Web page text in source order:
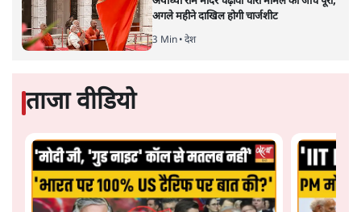
अगले महीने दाखिल होगी चार्जशीट
3 Min• देश
ताजा वीडियो